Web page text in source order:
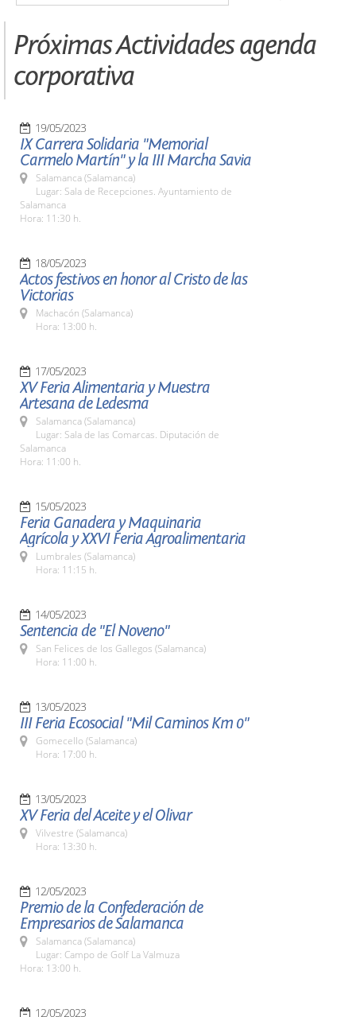
Próximas Actividades agenda
corporativa
19/05/2023
IX Carrera Solidaria "Memorial
Carmelo Martín" y la III Marcha Savia
Salamanca (Salamanca)
Lugar: Sala de Recepciones. Ayuntamiento de
Salamanca
Hora: 11:30 h.
18/05/2023
Actos festivos en honor al Cristo de las
Victorias
Machacón (Salamanca)
Hora: 13:00 h.
17/05/2023
XV Feria Alimentaria y Muestra
Artesana de Ledesma
Salamanca (Salamanca)
Lugar: Sala de las Comarcas. Diputación de
Salamanca
Hora: 11:00 h.
15/05/2023
Feria Ganadera y Maquinaria
Agrícola y XXVI Feria Agroalimentaria
Lumbrales (Salamanca)
Hora: 11:15 h.
14/05/2023
Sentencia de "El Noveno"
San Felices de los Gallegos (Salamanca)
Hora: 11:00 h.
13/05/2023
III Feria Ecosocial "Mil Caminos Km 0"
Gomecello (Salamanca)
Hora: 17:00 h.
13/05/2023
XV Feria del Aceite y el Olivar
Vilvestre (Salamanca)
Hora: 13:30 h.
12/05/2023
Premio de la Confederación de
Empresarios de Salamanca
Salamanca (Salamanca)
Lugar: Campo de Golf La Valmuza
Hora: 13:00 h.
12/05/2023